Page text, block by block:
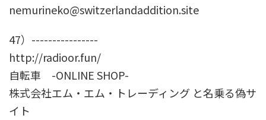
nemurineko@switzerlandaddition.site
47）----------------
http://radioor.fun/
自転車 -ONLINE SHOP-
株式会社エム・エム・トレーディング と名乗る偽サ
イト